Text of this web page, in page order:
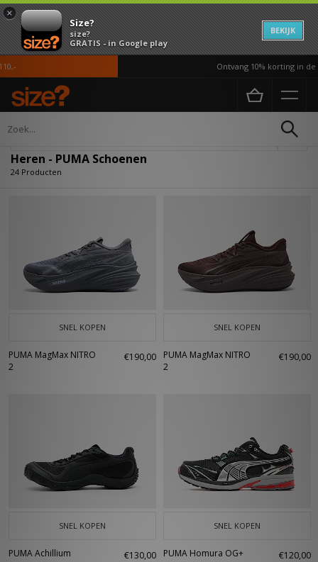
×
Size?
size?
GRATIS - in Google play
BEKIJK
Ontvang 10% korting in de
Home Heren
Heren - PUMA Schoenen
24 Producten
SNEL KOPEN
PUMA MagMax NITRO
2
€190,00
SNEL KOPEN
PUMA MagMax NITRO
2
€190,00
SNEL KOPEN
PUMA Achillium €130,00
SNEL KOPEN
PUMA Homura OG+ €120,00